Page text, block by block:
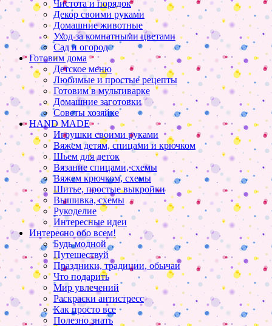
Чистота и порядок
Декор своими руками
Домашние животные
Уход за комнатными цветами
Сад и огород
Готовим дома
Детское меню
Любимые и простые рецепты
Готовим в мультиварке
Домашние заготовки
Советы хозяйке
HAND MADE
Игрушки своими руками
Вяжем детям, спицами и крючком
Шьем для деток
Вязание спицами, схемы
Вяжем крючком, схемы
Шитье, простые выкройки
Вышивка, схемы
Рукоделие
Интересные идеи
Интересно обо всем!
Будь модной
Путешествуй
Праздники, традиции, обычаи
Что подарить
Мир увлечений
Раскраски антистресс
Как просто все
Полезно знать